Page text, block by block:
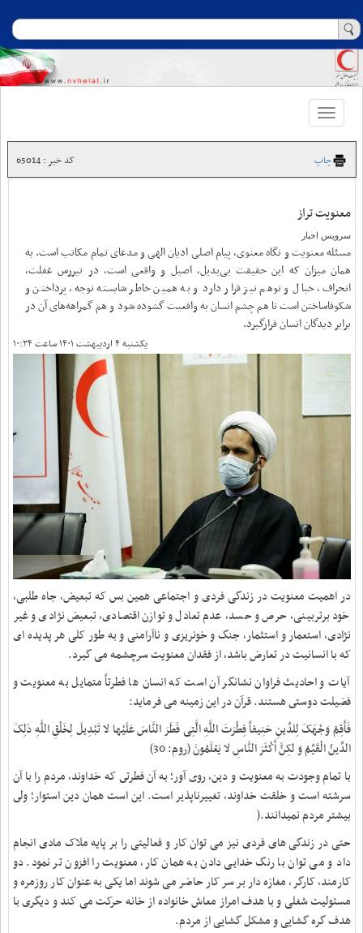
Toggle
navigation
چاپ کد خبر : 65014
معنویت تراز
سرویس اخبار
مسئله معنویت و نگاه معنوی، پیام اصلی ادیان الهی و مدعای تمام مکاتب است. به
همان میزان که این حقیقت بی‌بدیل، اصیل و واقعی است، در تیررس غفلت،
انحراف، خیال و توهم نیز قرار دارد و به همین خاطر شایسته توجه، پرداختن و
شکوفاساختن است تا هم چشم انسان به واقعیت گشوده شود و هم گمراهه‌های آن در
برابر دیدگان انسان قرارگیرد.
یکشنبه ۴ اردیبهشت ۱۴۰۱ ساعت ۱۰:۳۴
در اهمیت معنویت در زندگی فردی و اجتماعی همین بس که تبعیض، جاه طلبی،
خود برتربینی، حرص و حسد، عدم تعادل و توازن اقتصادی، تبعیض نژادی و غیر
نژادی، استعمار و استثمار، جنگ و خونریزی و ناآرامنی و به طور کلی هر پدیده ای
که با انسانیت در تعارض باشد، از فقدان معنویت سرچشمه می گیرد.
آیات و احادیث فراوان نشانگر آن است که انسان‏ ها فطرتاً متمایل به معنویت و
فضیلت‏ دوستى هستند. قرآن در این زمینه می فرماید:
فَأَقِمْ وَجْهَکَ لِلدِّینِ حَنِیفاً فِطْرَتَ اللَّهِ الَّتِی فَطَرَ النَّاسَ عَلَیْها لا تَبْدِیلَ لِخَلْقِ اللَّهِ ذلِکَ
الدِّینُ الْقَیِّمُ وَ لکِنَّ أَکْثَرَ النَّاسِ لا یَعْلَمُونَ‏ (روم: 30)
با تمام وجودت به معنویت و دین، روى آور؛ به آن فطرتى که خداوند، مردم را با آن
سرشته است و خلقت خداوند، تغییرناپذیر است. این است همان دین استوار؛ ولى
بیشتر مردم نمی‏دانند).
حتی در زندگی های فردی نیز می توان کار و فعالیتی را بر پایه ملاک مادی انجام
داد و می توان با رنگ خدایی دادن به همان کار، معنویت را افزون تر نمود. دو
کارمند، کارگر، مغازه دار بر سر کار حاضر می شوند اما یکی به عنوان کار روزمره و
مسئولیت شغلی و با هدف امراز معاش خانواده از خانه حرکت می کند و دیگری با
هدف گره گشایی و مشکل گشایی از مردم.